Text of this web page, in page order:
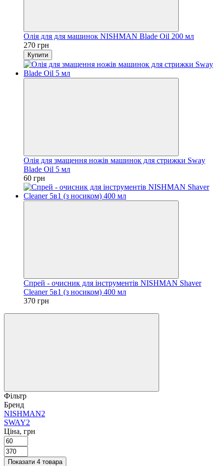
Олія для для машинок NISHMAN Blade Oil 200 мл
270 грн
Купити
Олія для змащення ножів машинок для стрижки Sway
Blade Oil 5 мл
60 грн
Спрей - очисник для інструментів NISHMAN Shaver
Cleaner 5в1 (з носиком) 400 мл
370 грн
Фільтр
Бренд
NISHMAN2
SWAY2
Ціна, грн
Показати 4 товара